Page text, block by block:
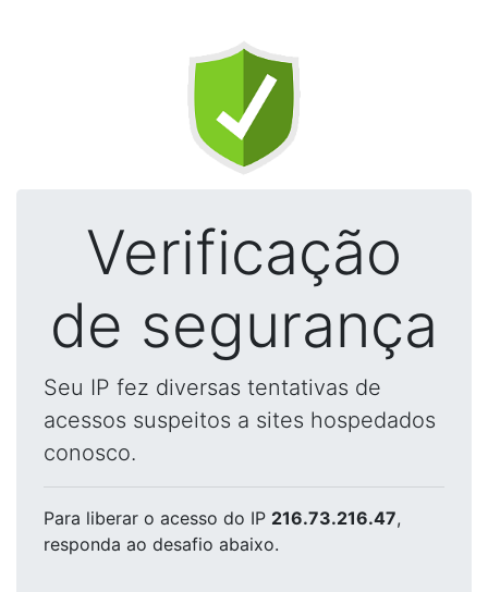
Verificação
de segurança
Seu IP fez diversas tentativas de
acessos suspeitos a sites hospedados
conosco.
Para liberar o acesso do IP 216.73.216.47,
responda ao desafio abaixo.